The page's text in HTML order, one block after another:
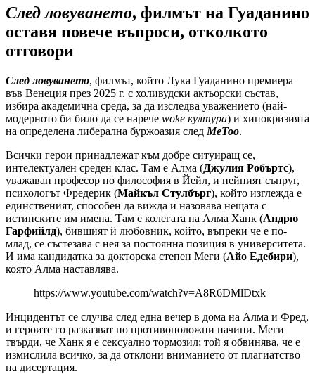
След ловуването, филмът на Гуаданино
оставя повече въпроси, отколкото
отговори
След ловуването, филмът, който Лука Гуаданино премиера
във Венеция през 2025 г. с холивудски актьорски състав,
избира академична среда, за да изследва уважението (най-
модерното би било да се нарече woke култура) и хипокризията
на определена либерална буржоазия след MeToo.
Всички герои принадлежат към добре ситуиращ се,
интелектуален среден клас. Там е Алма (Джулия Робъртс),
уважаван професор по философия в Йейл, и нейният съпруг,
психологът Фредерик (Майкъл Стулбърг), който изглежда е
единственият, способен да вижда и назовава нещата с
истинските им имена. Там е колегата на Алма Ханк (Андрю
Гарфийлд), бившият й любовник, който, въпреки че е по-
млад, се състезава с нея за постоянна позиция в университета.
И има кандидатка за докторска степен Меги (Айо Едебири),
която Алма наставлява.
https://www.youtube.com/watch?v=A8R6DMlDtxk
Инцидентът се случва след една вечер в дома на Алма и Фред,
и героите го разказват по противоположни начини. Меги
твърди, че Ханк я е сексуално тормозил; той я обвинява, че е
измислила всичко, за да отклони вниманието от плагиатство
на дисертация.